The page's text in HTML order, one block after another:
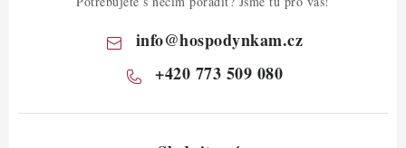
info@hospodynkam.cz
+420 773 509 080